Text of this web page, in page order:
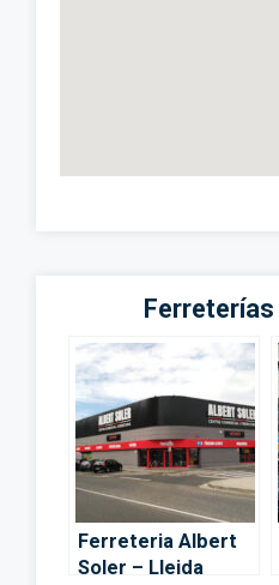
Ferreteria Albert
Soler – Lleida